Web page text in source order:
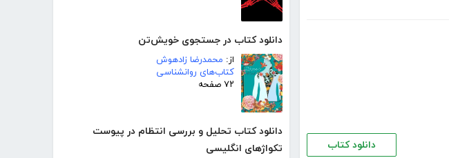
دانلود کتاب در جستجوی خویش‌تن
از: محمدرضا زادهوش
کتاب‌های روانشناسی
۷۲ صفحه
دانلود کتاب تحلیل و بررسی انتظام در پیوست
تکواژهای انگلیسی
دانلود کتاب